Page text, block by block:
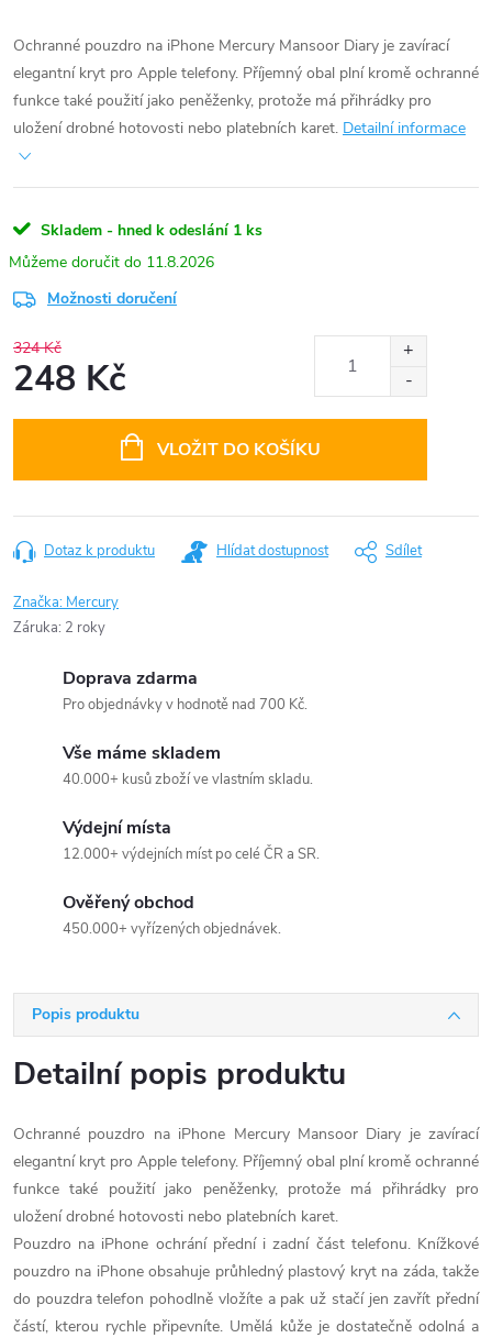
Ochranné pouzdro na iPhone Mercury Mansoor Diary je zavírací
elegantní kryt pro Apple telefony. Příjemný obal plní kromě ochranné
funkce také použití jako peněženky, protože má přihrádky pro
uložení drobné hotovosti nebo platebních karet. Detailní informace
Skladem - hned k odeslání 1 ks
11.8.2026
Možnosti doručení
324 Kč
248 Kč
VLOŽIT DO KOŠÍKU
Dotaz k produktu Hlídat dostupnost Sdílet
Značka: Mercury
Záruka: 2 roky
Doprava zdarma
Pro objednávky v hodnotě nad 700 Kč.
Vše máme skladem
40.000+ kusů zboží ve vlastním skladu.
Výdejní místa
12.000+ výdejních míst po celé ČR a SR.
Ověřený obchod
450.000+ vyřízených objednávek.
Popis produktu
Detailní popis produktu
Ochranné pouzdro na iPhone Mercury Mansoor Diary je zavírací
elegantní kryt pro Apple telefony. Příjemný obal plní kromě ochranné
funkce také použití jako peněženky, protože má přihrádky pro
uložení drobné hotovosti nebo platebních karet.
Pouzdro na iPhone ochrání přední i zadní část telefonu. Knížkové
pouzdro na iPhone obsahuje průhledný plastový kryt na záda, takže
do pouzdra telefon pohodlně vložíte a pak už stačí jen zavřít přední
částí, kterou rychle připevníte. Umělá kůže je dostatečně odolná a